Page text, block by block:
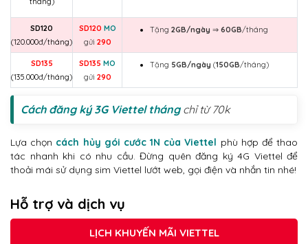
SD120
(120.000đ/tháng)
SD120 MO
gửi 290
Tặng 2GB/ngày ⇒ 60GB/tháng
SD135
(135.000đ/tháng)
SD135 MO
gửi 290
Tặng 5GB/ngày (150GB/tháng)
Cách đăng ký 3G Viettel thángchỉ từ 70k
Lựa chọn cách hủy gói cước 1N của Viettel phù hợp để thao
tác nhanh khi có nhu cầu. Đừng quên đăng ký 4G Viettel để
thoải mái sử dụng sim Viettel lướt web, gọi điện và nhắn tin nhé!
Hỗ trợ và dịch vụ
LỊCH KHUYẾN MÃI VIETTEL